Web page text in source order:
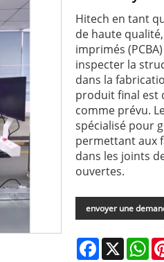
Hitech en tant
de haute
imprimés
inspecter la
dans la
produit final est
comme prévu.
spécialisé pour
permettant aux
dans les joints
ouvertes.
envoyer une
Facebook
X